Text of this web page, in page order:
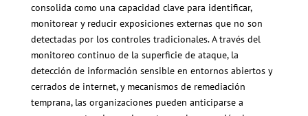
consolida como una capacidad clave para identificar,
monitorear y reducir exposiciones externas que no son
detectadas por los controles tradicionales. A través del
monitoreo continuo de la superficie de ataque, la
detección de información sensible en entornos abiertos y
cerrados de internet, y mecanismos de remediación
temprana, las organizaciones pueden anticiparse a